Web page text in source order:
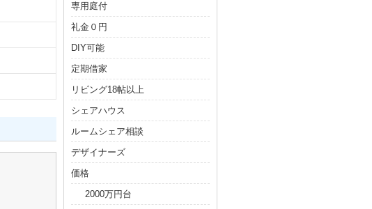
専用庭付
礼金０円
DIY可能
定期借家
リビング18帖以上
シェアハウス
ルームシェア相談
デザイナーズ
価格
2000万円台